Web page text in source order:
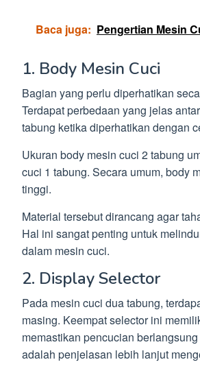
Baca juga: Pengertian Mesin
1. Body Mesin Cuci
Bagian yang perlu diperhatikan
Terdapat perbedaan yang jelas
tabung ketika diperhatikan dengan
Ukuran body mesin cuci 2 tabung
cuci 1 tabung. Secara umum, body
tinggi.
Material tersebut dirancang agar
Hal ini sangat penting untuk
dalam mesin cuci.
2. Display Selector
Pada mesin cuci dua tabung,
masing. Keempat selector ini
memastikan pencucian
adalah penjelasan lebih lanjut